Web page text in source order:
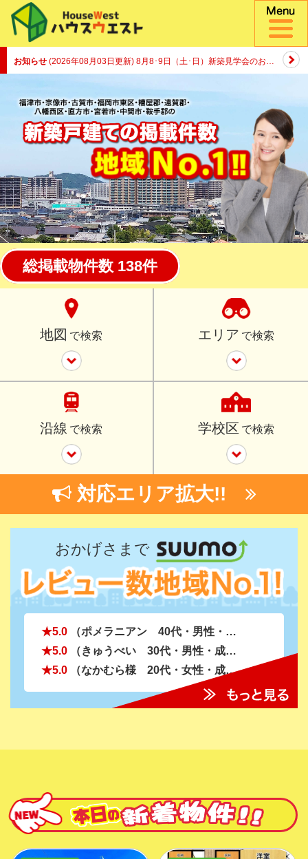
お知らせ (2026年08月03日更新) 8月8･9日（土･日）新築見学会のお知らせ
総掲載物件数 138件
地図 で検索 エリア で検索
沿線 で検索 学校区 で検索
対応エリア拡大!!
おかげさまで
★5.0 （ポメラニアン 40代・男性・成約） 良かった:何店舗か伺ってだんとつで対応が良かったです！とても親身になって考えてくれたり提案してもらえてすごく助かりました。 気になった:ありませんでした
★5.0 （きゅうべい 30代・男性・成約） 良かった:すごく丁寧に寄り添っていただいて本当に出会えて良かったと思います。 気になった:ないです。
★5.0 （なかむら様 20代・女性・成約） 良かった:丁寧に説明してくれた 気になった:特にない